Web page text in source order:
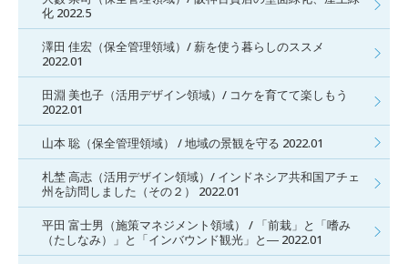
化 2022.5
澤田 佳宏（保全管理領域）/ 薪を使う暮らしのススメ
2022.01
田淵 美也子（活用デザイン領域）/ コケを育てて楽しもう
2022.01
山本 聡（保全管理領域） / 地域の景観を守る 2022.01
札埜 高志（活用デザイン領域）/ インドネシア共和国アチェ
州を訪問しました（その２） 2022.01
平田 富士男（施策マネジメント領域） / 「前栽」と「嗜み
（たしなみ）」と「インバウンド観光」と― 2022.01